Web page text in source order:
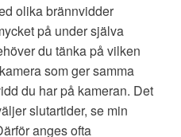
olika brännvidder
på under själva
du tänka på vilken
som ger samma
du har på kameran. Det
slutartider, se min
anges ofta